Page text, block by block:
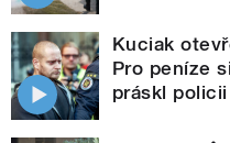
Kuciak
Pro peníze
práskl policii